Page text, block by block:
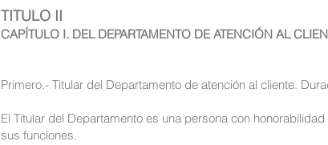
TITULO II
CAPÍTULO I. DEL DEPARTAMENTO DE ATENCIÓN AL
Primero.- Titular del Departamento de atención al cliente.
El Titular del Departamento es una persona con
sus funciones.